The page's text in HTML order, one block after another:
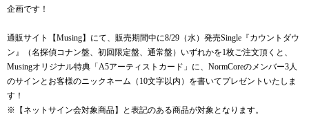
企画です！
通販サイト【Musing】にて、販売期間中に8/29（水）発売Single『カウントダウ
ン』（名探偵コナン盤、初回限定盤、通常盤）いずれかを1枚ご注文頂くと、
Musingオリジナル特典「A5アーティストカード」に、NormCoreのメンバー3人
のサインとお客様のニックネーム（10文字以内）を書いてプレゼントいたしま
す！
※【ネットサイン会対象商品】と表記のある商品が対象となります。